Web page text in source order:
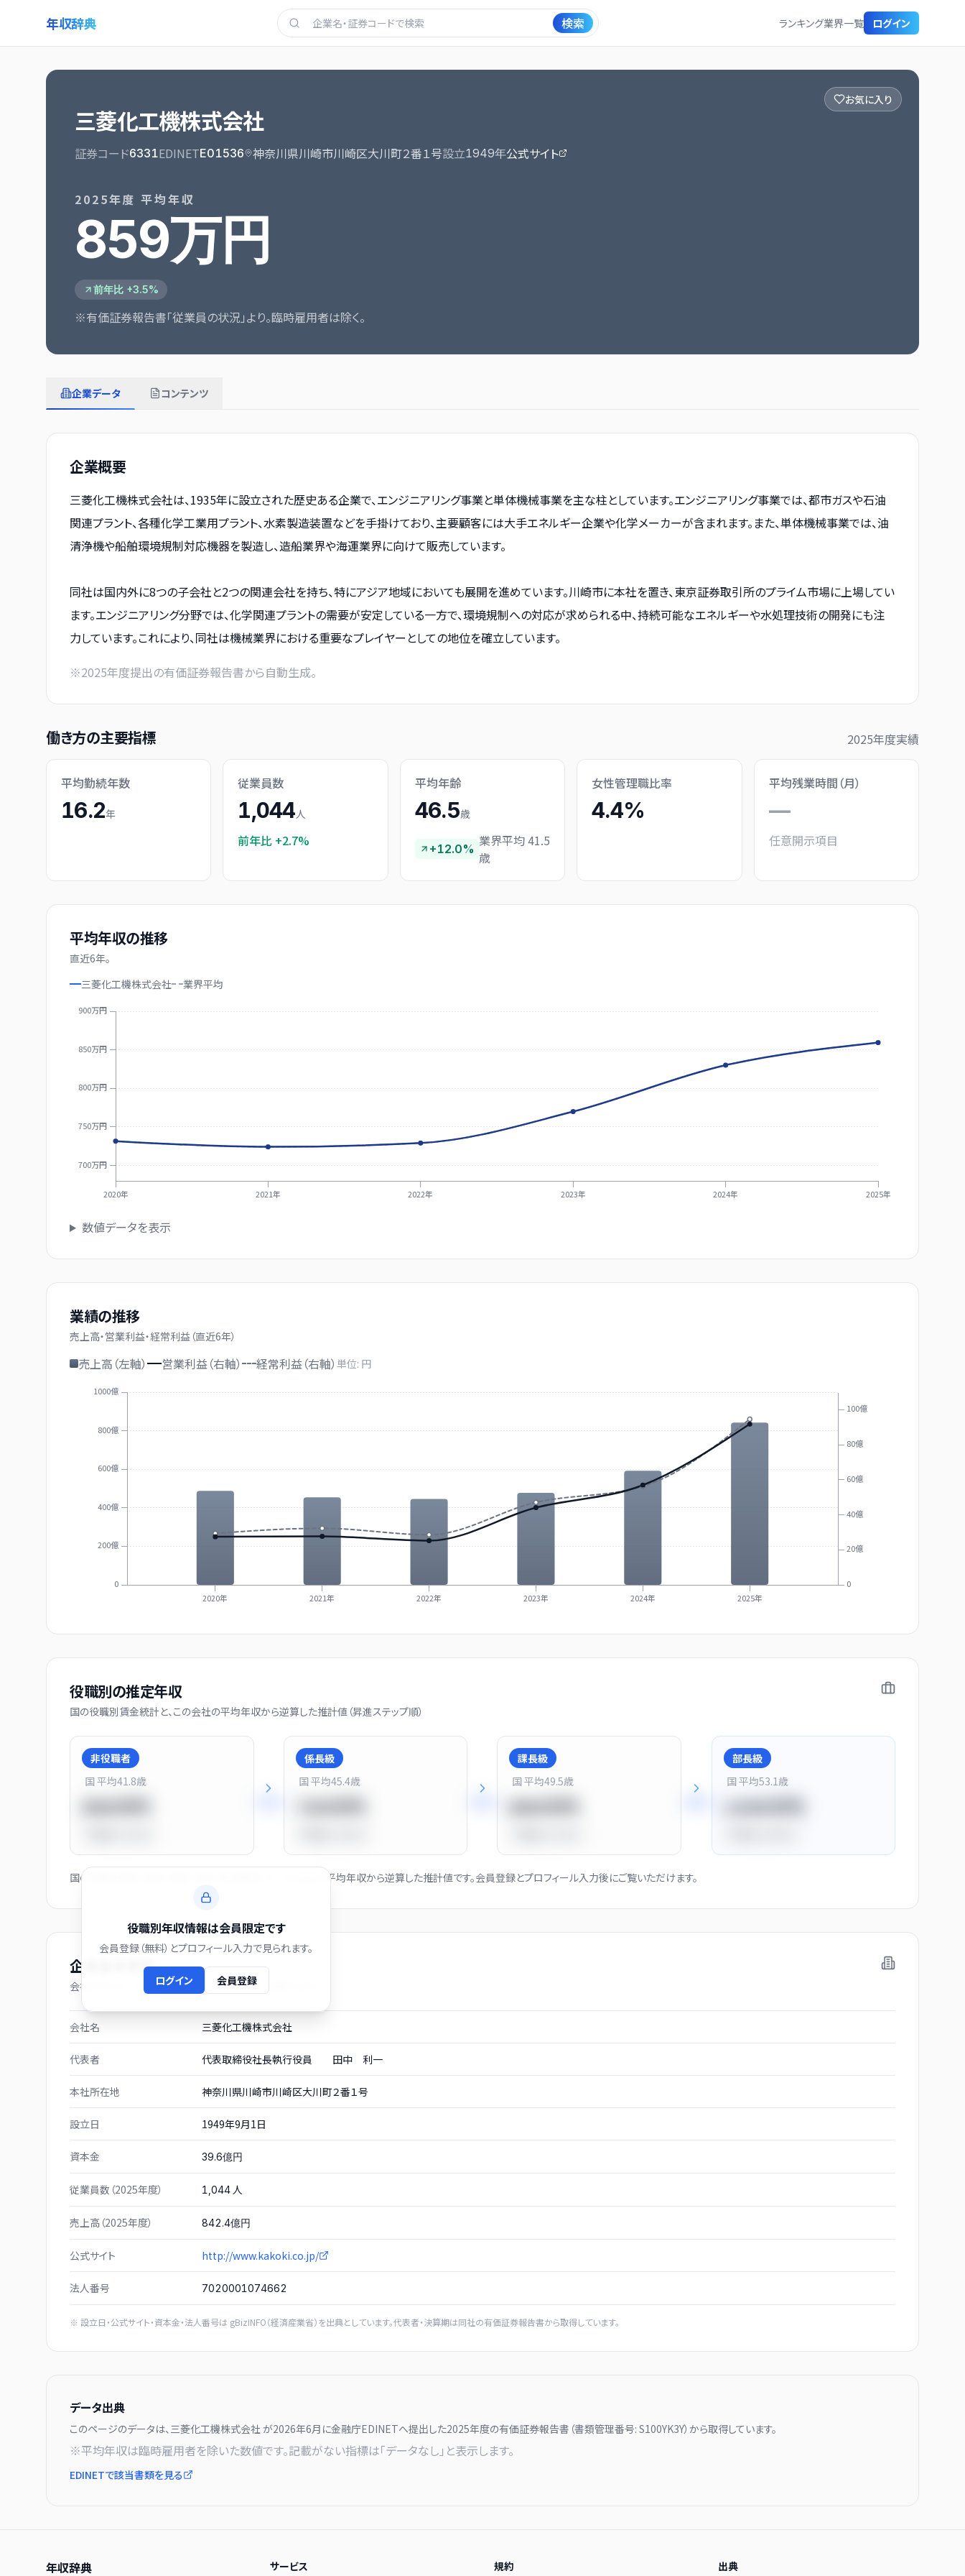
年収辞典 検索 ランキング業界一覧 ログイン
お気に入り
三菱化工機株式会社
証券コード6331EDINETE01536 神奈川県川崎市川崎区大川町２番１号設立1949年公式サイト
2025年度 平均年収
859万円
前年比 +3.5%
※有価証券報告書「従業員の状況」より。臨時雇用者は除く。
企業データ コンテンツ
企業概要
三菱化工機株式会社は、1935年に設立された歴史ある企業で、エンジニアリング事業と単体機械事業を主な柱としています。エンジニアリング事業では、都市ガスや石油
関連プラント、各種化学工業用プラント、水素製造装置などを手掛けており、主要顧客には大手エネルギー企業や化学メーカーが含まれます。また、単体機械事業では、油
清浄機や船舶環境規制対応機器を製造し、造船業界や海運業界に向けて販売しています。
同社は国内外に8つの子会社と2つの関連会社を持ち、特にアジア地域においても展開を進めています。川崎市に本社を置き、東京証券取引所のプライム市場に上場してい
ます。エンジニアリング分野では、化学関連プラントの需要が安定している一方で、環境規制への対応が求められる中、持続可能なエネルギーや水処理技術の開発にも注
力しています。これにより、同社は機械業界における重要なプレイヤーとしての地位を確立しています。
※2025年度提出の有価証券報告書から自動生成。
働き方の主要指標 2025年度実績
平均勤続年数
16.2年
従業員数
1,044人
前年比 +2.7%
平均年齢
46.5歳
+12.0% 業界平均 41.5
歳
女性管理職比率
4.4%
平均残業時間（月）
—
任意開示項目
平均年収の推移
直近6年。
三菱化工機株式会社
業界平均
700万円
750万円
800万円
850万円
900万円
2020年 2021年 2022年 2023年 2024年 2025年
数値データを表示
業績の推移
売上高・営業利益・経常利益（直近6年）
売上高（左軸） 営業利益（右軸） 経常利益（右軸） 単位: 円
0
200億
400億
600億
800億
1000億
0
20億
40億
60億
80億
100億
2020年 2021年 2022年 2023年 2024年 2025年
役職別の推定年収
国の役職別賃金統計と、この会社の平均年収から逆算した推計値（昇進ステップ順）
非役職者
国 平均41.8歳
係長級
国 平均45.4歳
課長級
国 平均49.5歳
部長級
国 平均53.1歳
役職別年収情報は会員限定です
会員登録（無料）とプロフィール入力で見られます。
ログイン 会員登録
国の役職別賃金（部長・課長・係長・非役職者）と、この会社の平均年収から逆算した推計値です。会員登録とプロフィール入力後にご覧いただけます。
企業基本情報
会社プロフィール（有価証券報告書および gBizINFO より）
会社名 三菱化工機株式会社
代表者 代表取締役社長執行役員 田中 利一
本社所在地 神奈川県川崎市川崎区大川町２番１号
設立日 1949年9月1日
資本金 39.6億円
従業員数（2025年度） 1,044人
売上高（2025年度） 842.4億円
公式サイト http://www.kakoki.co.jp/
法人番号 7020001074662
※ 設立日・公式サイト・資本金・法人番号は gBizINFO（経済産業省）を出典としています。代表者・決算期は同社の有価証券報告書から取得しています。
データ出典
このページのデータは、三菱化工機株式会社が2026年6月に金融庁EDINETへ提出した2025年度の有価証券報告書（書類管理番号: S100YK3Y）から取得しています。
※平均年収は臨時雇用者を除いた数値です。記載がない指標は「データなし」と表示します。
EDINETで該当書類を見る
年収辞典 サービス 規約 出典